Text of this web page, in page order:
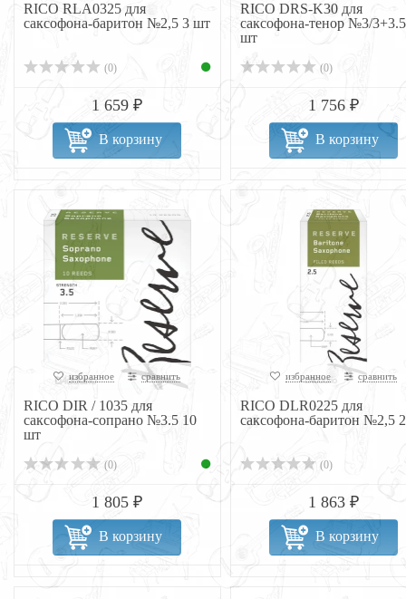
RICO RLA0325 для
саксофона-баритон №2,5 3 шт
(0)
1 659 ₽
В корзину
RICO DRS-K30 для
саксофона-тенор №3/
шт
(0)
1 756 ₽
В корзину
избранное сравнить
RICO DIR / 1035 для
саксофона-сопрано №3.5 10
шт
(0)
1 805 ₽
В корзину
избранное сравнить
RICO DLR0225 для
саксофона-баритон №2,5
(0)
1 863 ₽
В корзину